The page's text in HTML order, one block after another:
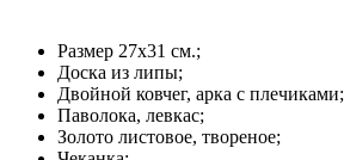
Размер 27х31 см.;
Доска из липы;
Двойной ковчег, арка с плечиками;
Паволока, левкас;
Золото листовое, твореное;